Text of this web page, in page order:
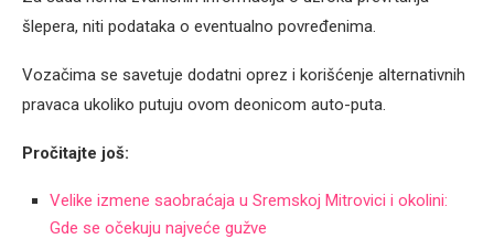
šlepera, niti podataka o eventualno povređenima.
Vozačima se savetuje dodatni oprez i korišćenje alternativnih
pravaca ukoliko putuju ovom deonicom auto-puta.
Pročitajte još:
Velike izmene saobraćaja u Sremskoj Mitrovici i okolini:
Gde se očekuju najveće gužve